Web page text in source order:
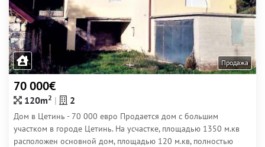
Продажа
70 000€
120m2 2
Дом в Цетинь - 70 000 евро Продается дом с большим
участком в городе Цетинь. На усчастке, площадью 1350 м.кв
расположен основной дом, площадью 120 м.кв, полностью